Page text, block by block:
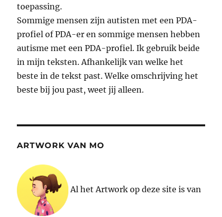
toepassing.
Sommige mensen zijn autisten met een PDA-
profiel of PDA-er en sommige mensen hebben
autisme met een PDA-profiel. Ik gebruik beide
in mijn teksten. Afhankelijk van welke het
beste in de tekst past. Welke omschrijving het
beste bij jou past, weet jij alleen.
ARTWORK VAN MO
Al het Artwork op deze site is van